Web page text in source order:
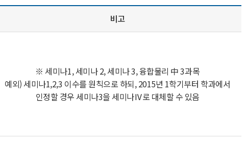
비고
※세미나1, 세미나 2, 세미나 3, 융합물리 中 3과목
예외) 세미나1,2,3 이수를 원칙으로 하되, 2015년 1학기부터 학과에서
인정할 경우 세미나3을 세미나Ⅳ로 대체할 수 있음